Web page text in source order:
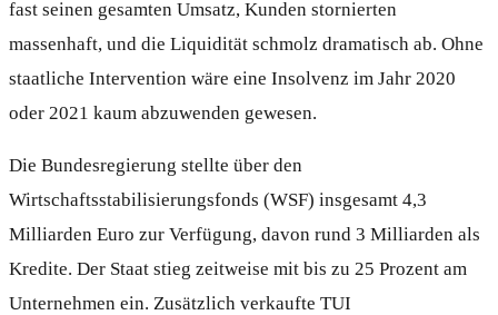
fast seinen gesamten Umsatz, Kunden stornierten
massenhaft, und die Liquidität schmolz dramatisch ab. Ohne
staatliche Intervention wäre eine Insolvenz im Jahr 2020
oder 2021 kaum abzuwenden gewesen.
Die Bundesregierung stellte über den
Wirtschaftsstabilisierungsfonds (WSF) insgesamt 4,3
Milliarden Euro zur Verfügung, davon rund 3 Milliarden als
Kredite. Der Staat stieg zeitweise mit bis zu 25 Prozent am
Unternehmen ein. Zusätzlich verkaufte TUI